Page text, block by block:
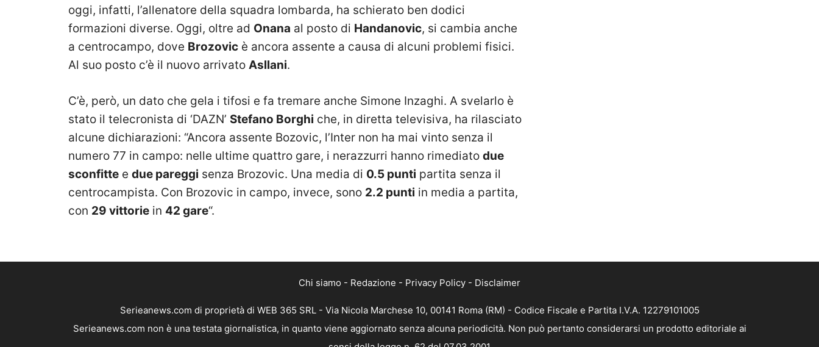
oggi, infatti, l’allenatore della squadra lombarda, ha schierato ben dodici
formazioni diverse. Oggi, oltre ad Onana al posto di Handanovic, si cambia anche
a centrocampo, dove Brozovic è ancora assente a causa di alcuni problemi fisici.
Al suo posto c’è il nuovo arrivato Asllani.
C’è, però, un dato che gela i tifosi e fa tremare anche Simone Inzaghi. A svelarlo è
stato il telecronista di ‘DAZN’ Stefano Borghi che, in diretta televisiva, ha rilasciato
alcune dichiarazioni: “Ancora assente Bozovic, l’Inter non ha mai vinto senza il
numero 77 in campo: nelle ultime quattro gare, i nerazzurri hanno rimediato due
sconfitte e due pareggi senza Brozovic. Una media di 0.5 punti partita senza il
centrocampista. Con Brozovic in campo, invece, sono 2.2 punti in media a partita,
con 29 vittorie in 42 gare“.
Chi siamo - Redazione - Privacy Policy - Disclaimer
Serieanews.com di proprietà di WEB 365 SRL - Via Nicola Marchese 10, 00141 Roma (RM) - Codice Fiscale e Partita I.V.A. 12279101005
Serieanews.com non è una testata giornalistica, in quanto viene aggiornato senza alcuna periodicità. Non può pertanto considerarsi un prodotto editoriale ai